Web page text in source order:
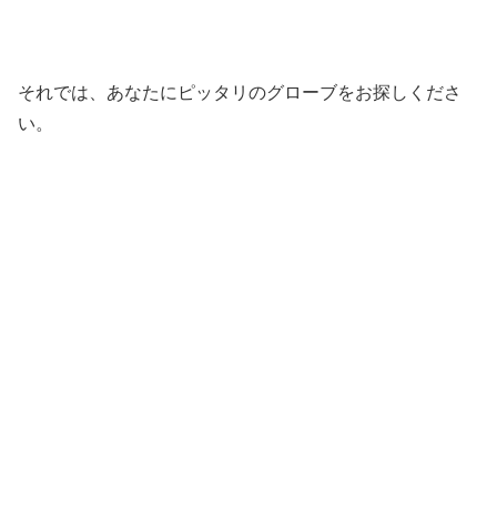
それでは、あなたにピッタリのグローブをお探しくださ
い。